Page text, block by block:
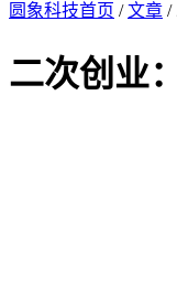
圆象科技首页 /文章 /
二次创业